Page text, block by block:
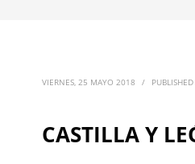
VIERNES, 25 MAYO 2018 /
CASTILLA Y